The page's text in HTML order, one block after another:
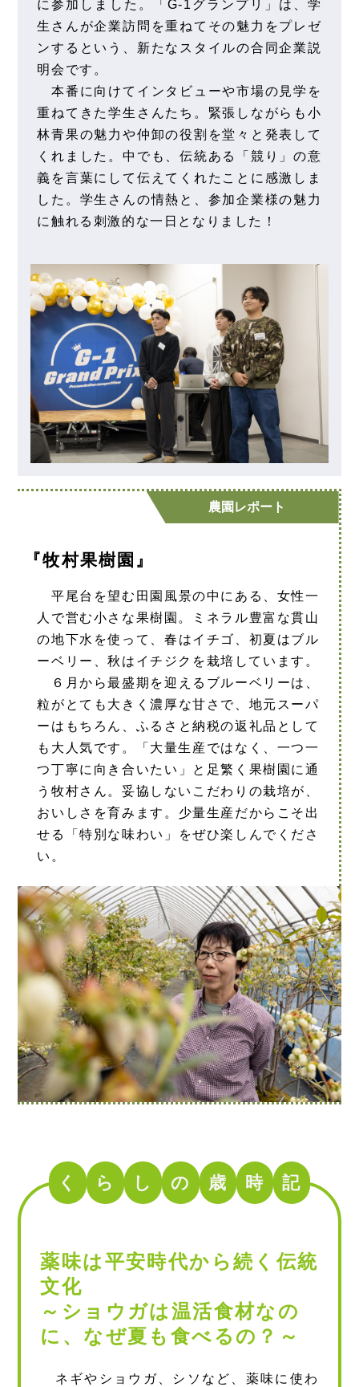
に参加しました。「G-1グランプリ」は、学
生さんが企業訪問を重ねてその魅力をプレゼ
ンするという、新たなスタイルの合同企業説
明会です。
本番に向けてインタビューや市場の見学を
重ねてきた学生さんたち。緊張しながらも小
林青果の魅力や仲卸の役割を堂々と発表して
くれました。中でも、伝統ある「競り」の意
義を言葉にして伝えてくれたことに感激しま
した。学生さんの情熱と、参加企業様の魅力
に触れる刺激的な一日となりました！
農園レポート
『牧村果樹園』
平尾台を望む田園風景の中にある、女性一
人で営む小さな果樹園。ミネラル豊富な貫山
の地下水を使って、春はイチゴ、初夏はブル
ーベリー、秋はイチジクを栽培しています。
６月から最盛期を迎えるブルーベリーは、
粒がとても大きく濃厚な甘さで、地元スーパ
ーはもちろん、ふるさと納税の返礼品として
も大人気です。「大量生産ではなく、一つ一
つ丁寧に向き合いたい」と足繁く果樹園に通
う牧村さん。妥協しないこだわりの栽培が、
おいしさを育みます。少量生産だからこそ出
せる「特別な味わい」をぜひ楽しんでくださ
い。
く ら し の 歳 時 記
薬味は平安時代から続く伝統
文化
～ショウガは温活食材なの
に、なぜ夏も食べるの？～
ネギやショウガ、シソなど、薬味に使わ